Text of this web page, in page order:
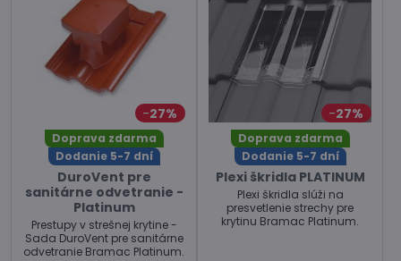
27%
Doprava zdarma
Dodanie 5-7 dní
DuroVent pre
sanitárne odvetranie -
Platinum
Prestupy v strešnej krytine -
Sada DuroVent pre sanitárne
odvetranie Bramac Platinum.
27%
Doprava zdarma
Dodanie 5-7 dní
Plexi škridla PLATINUM
Plexi škridla slúži na
presvetlenie strechy pre
krytinu Bramac Platinum.